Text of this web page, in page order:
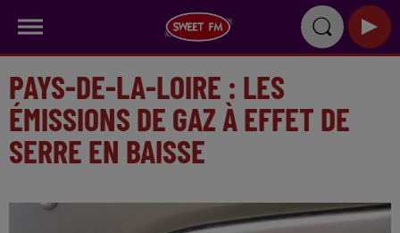
PAYS-DE-LA-LOIRE : LES
ÉMISSIONS DE GAZ À EFFET DE
SERRE EN BAISSE